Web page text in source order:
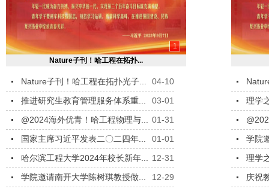
1
Nature子刊！哈工程在拓扑...
Nature子刊！哈工程在拓扑光子...
04-10
推进研究生教育管理服务体系重...
03-01
@2024海外优青！哈工程物理与...
01-31
国家主席习近平发表二〇二四年...
01-01
哈尔滨工程大学2024年校长新年...
12-31
学院邀请南开大学陈树琪教授做...
12-29
理学
学院
理学
庆祝